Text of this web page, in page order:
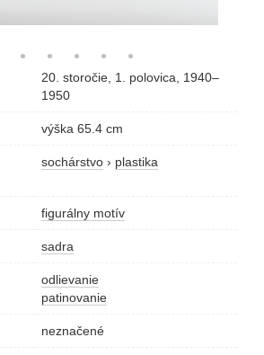
20. storočie, 1. polovica, 1940–
1950
výška 65.4 cm
sochárstvo › plastika
figurálny motív
sadra
odlievanie
patinovanie
neznačené